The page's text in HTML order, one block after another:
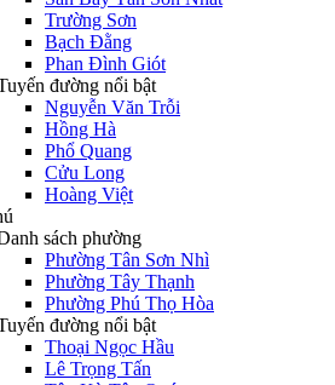
Trường Sơn
Bạch Đằng
Phan Đình Giót
đường nổi bật
Nguyễn Văn Trỗi
Hồng Hà
Phổ Quang
Cửu Long
Hoàng Việt
sách phường
Phường Tân Sơn Nhì
Phường Tây Thạnh
Phường Phú Thọ Hòa
đường nổi bật
Thoại Ngọc Hầu
Lê Trọng Tấn